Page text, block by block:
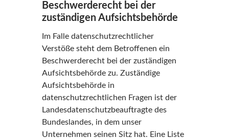
Beschwerderecht bei der
zuständigen Aufsichtsbehörde
Im Falle datenschutzrechtlicher
Verstöße steht dem Betroffenen ein
Beschwerderecht bei der zuständigen
Aufsichtsbehörde zu. Zuständige
Aufsichtsbehörde in
datenschutzrechtlichen Fragen ist der
Landesdatenschutzbeauftragte des
Bundeslandes, in dem unser
Unternehmen seinen Sitz hat. Eine Liste